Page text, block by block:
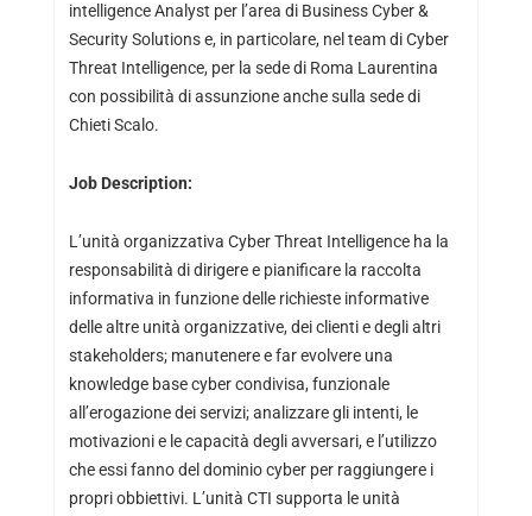
intelligence Analyst per l’area di Business Cyber &
Security Solutions e, in particolare, nel team di Cyber
Threat Intelligence, per la sede di Roma Laurentina
con possibilità di assunzione anche sulla sede di
Chieti Scalo.
Job Description:
L’unità organizzativa Cyber Threat Intelligence ha la
responsabilità di dirigere e pianificare la raccolta
informativa in funzione delle richieste informative
delle altre unità organizzative, dei clienti e degli altri
stakeholders; manutenere e far evolvere una
knowledge base cyber condivisa, funzionale
all’erogazione dei servizi; analizzare gli intenti, le
motivazioni e le capacità degli avversari, e l’utilizzo
che essi fanno del dominio cyber per raggiungere i
propri obbiettivi. L’unità CTI supporta le unità